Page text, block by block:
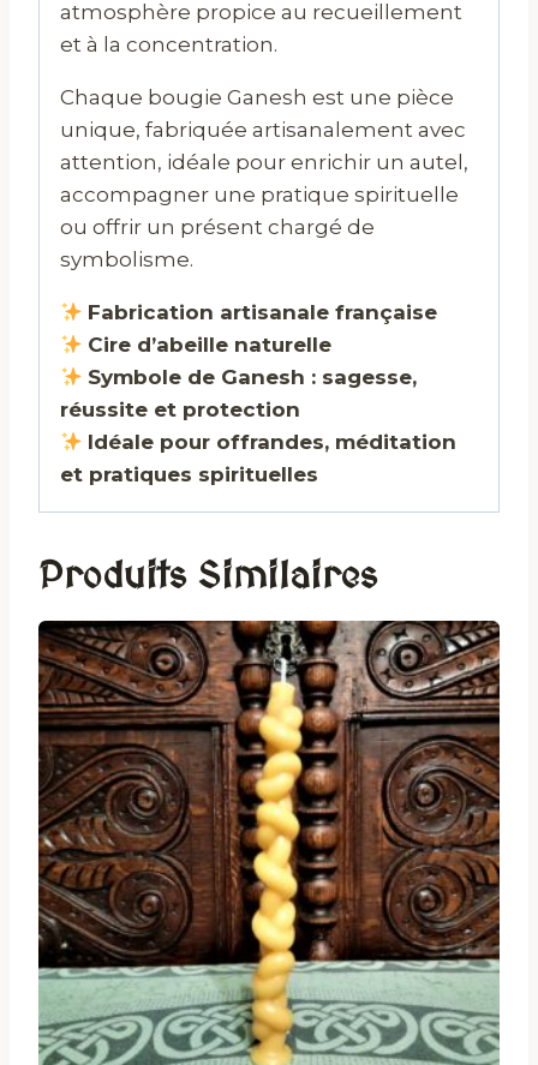
atmosphère propice au recueillement
et à la concentration.
Chaque bougie Ganesh est une pièce
unique, fabriquée artisanalement avec
attention, idéale pour enrichir un autel,
accompagner une pratique spirituelle
ou offrir un présent chargé de
symbolisme.
Fabrication artisanale française
Cire d’abeille naturelle
Symbole de Ganesh : sagesse,
réussite et protection
Idéale pour offrandes, méditation
et pratiques spirituelles
Produits Similaires